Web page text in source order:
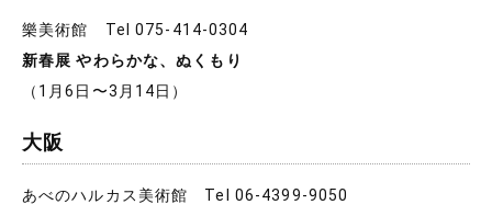
樂美術館 Tel 075-414-0304
新春展 やわらかな、ぬくもり
（1月6日〜3月14日）
大阪
あべのハルカス美術館 Tel 06-4399-9050